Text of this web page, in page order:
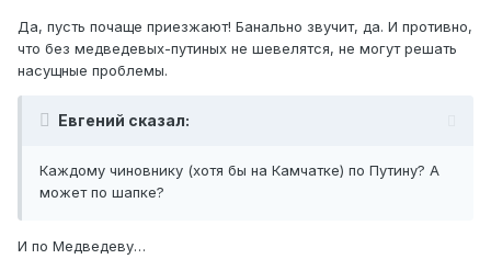
Да, пусть почаще приезжают! Банально звучит, да. И противно,
что без медведевых-путиных не шевелятся, не могут решать
насущные проблемы.
Евгений сказал:
Каждому чиновнику (хотя бы на Камчатке) по Путину? А
может по шапке?
И по Медведеву…